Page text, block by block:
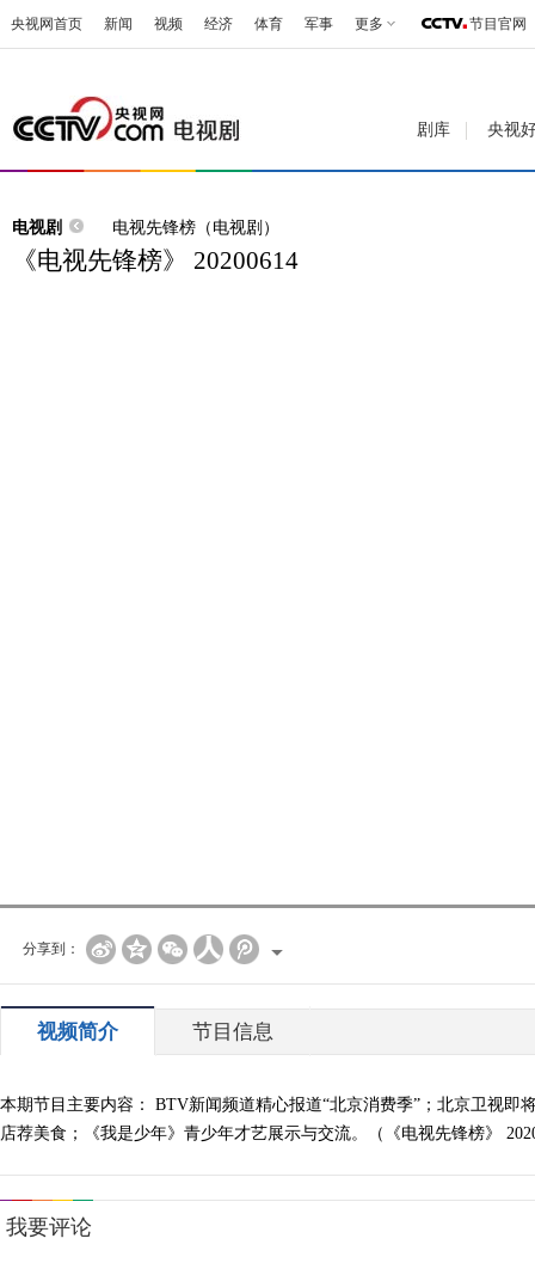
央视网首页 新闻 视频 经济 体育 军事 更多 节目官网
剧库 央视
电视剧 电视先锋榜（电视剧）
《电视先锋榜》 20200614
分享到：
视频简介 节目信息
本期节目主要内容： BTV新闻频道精心报道“北京消费季”；北京卫视
店荐美食；《我是少年》青少年才艺展示与交流。（《电视先锋榜》